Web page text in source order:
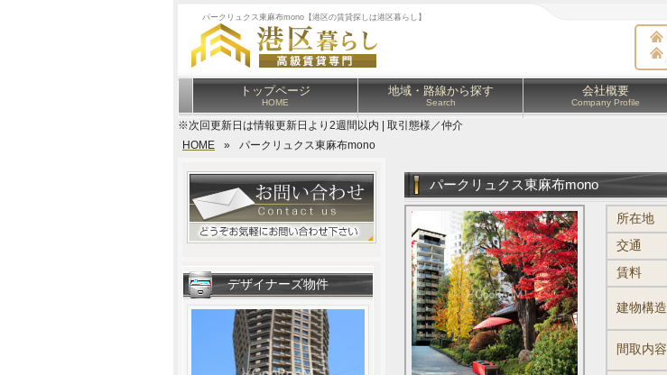
パークリュクス東麻布mono【港区の賃貸探しは港区暮らし】
トップページ
HOME
地域・路線から探す
Search
会社概要
Company Profile
※次回更新日は情報更新日より2週間以内 | 取引態様／仲介
HOME
» パークリュクス東麻布mono
パークリュクス東麻布mono
所在地
交通
賃料
建物構造
間取内容
デザイナーズ物件